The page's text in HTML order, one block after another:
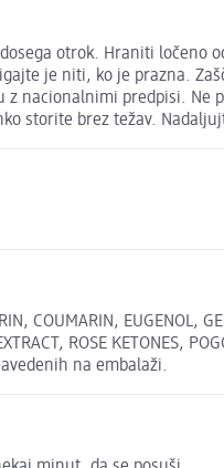
otrok. Hraniti
je niti, ko je prazna.
nacionalnimi predpisi.
storite brez težav.
COUMARIN, EUGENOL,
ROSE KETONES,
na embalaži.